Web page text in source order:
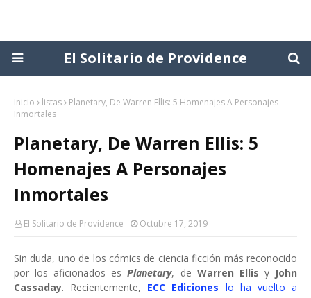
El Solitario de Providence
Inicio listas
Planetary, De Warren Ellis: 5 Homenajes A Personajes
Inmortales
Planetary, De Warren Ellis: 5
Homenajes A Personajes
Inmortales
El Solitario de Providence Octubre 17, 2019
Sin duda, uno de los cómics de ciencia ficción más reconocido
por los aficionados es Planetary, de Warren Ellis y John
Cassaday. Recientemente, ECC Ediciones lo ha vuelto a